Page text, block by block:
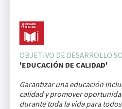
OBJETIVO DE DESARROLLO
'EDUCACIÓN DE CALIDAD'
Garantizar una educación
calidad y promover
durante toda la vida para todos.